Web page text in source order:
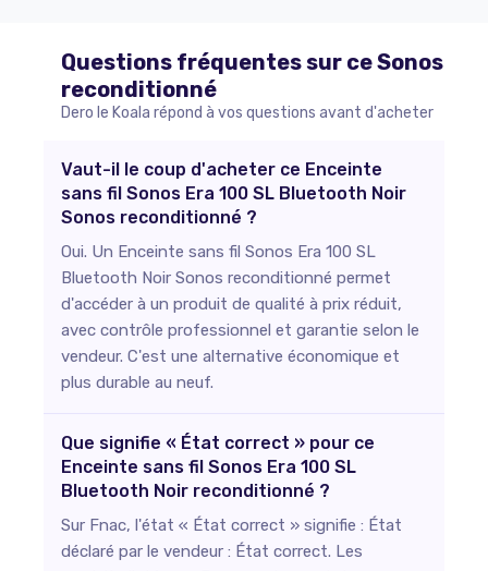
Questions fréquentes sur ceSonos
reconditionné
Dero le Koala répond à vos questions avant d'acheter
Vaut-il le coup d'acheter ce Enceinte
sans fil Sonos Era 100 SL Bluetooth Noir
Sonos reconditionné ?
Oui. Un Enceinte sans fil Sonos Era 100 SL
Bluetooth Noir Sonos reconditionné permet
d'accéder à un produit de qualité à prix réduit,
avec contrôle professionnel et garantie selon le
vendeur. C'est une alternative économique et
plus durable au neuf.
Que signifie « État correct » pour ce
Enceinte sans fil Sonos Era 100 SL
Bluetooth Noir reconditionné ?
Sur Fnac, l'état « État correct » signifie : État
déclaré par le vendeur : État correct. Les